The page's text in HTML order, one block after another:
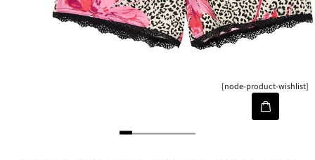
[node-product-wishlist]